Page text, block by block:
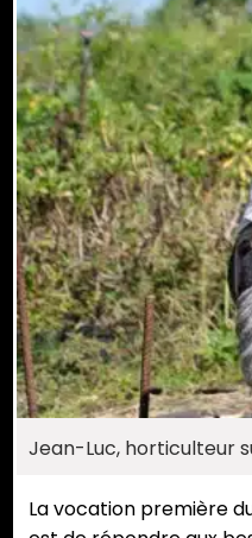
Jean-Luc, horticulteur
La vocation première